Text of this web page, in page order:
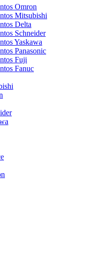
Omron
Mitsubishi
Delta
Schneider
Yaskawa
Panasonic
Fuji
Fanuc